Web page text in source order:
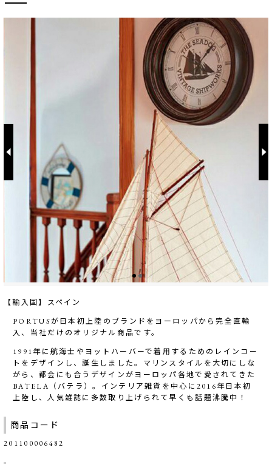
【輸入国】スペイン
PORTUSが日本初上陸のブランドをヨーロッパから完全直輸
入、当社だけのオリジナル商品です。
1991年に航海士やヨットハーバーで着用するためのレインコー
トをデザインし、誕生しました。マリンスタイルを大切にしな
がら、都会にも合うデザインがヨーロッパ各地で愛されてきた
BATELA（バテラ）。インテリア雑貨を中心に2016年日本初
上陸し、人気雑誌に多数取り上げられて早くも話題沸騰中！
商品コード
201100006482